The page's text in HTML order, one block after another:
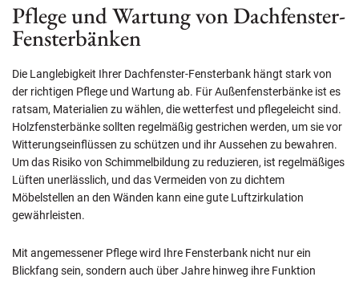
Pflege und Wartung von Dachfenster-
Fensterbänken
Die Langlebigkeit Ihrer Dachfenster-Fensterbank hängt stark von
der richtigen Pflege und Wartung ab. Für Außenfensterbänke ist es
ratsam, Materialien zu wählen, die wetterfest und pflegeleicht sind.
Holzfensterbänke sollten regelmäßig gestrichen werden, um sie vor
Witterungseinflüssen zu schützen und ihr Aussehen zu bewahren.
Um das Risiko von Schimmelbildung zu reduzieren, ist regelmäßiges
Lüften unerlässlich, und das Vermeiden von zu dichtem
Möbelstellen an den Wänden kann eine gute Luftzirkulation
gewährleisten.
Mit angemessener Pflege wird Ihre Fensterbank nicht nur ein
Blickfang sein, sondern auch über Jahre hinweg ihre Funktion